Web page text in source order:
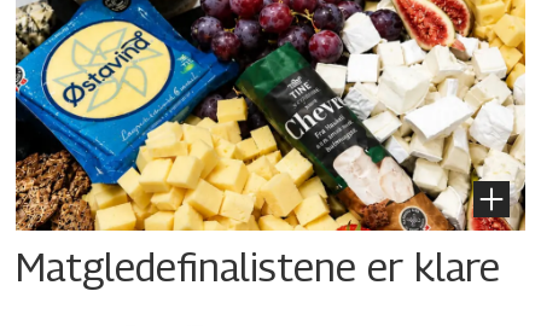
Matgledefinalistene er klare